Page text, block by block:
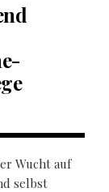
Wucht auf
selbst